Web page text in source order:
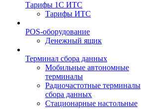
Тарифы 1С ИТС
Тарифы ИТС
POS-оборудование
Денежный ящик
Терминал сбора данных
Мобильные автономные
терминалы
Радиочастотные терминалы
сбора данных
Стационарные настольные